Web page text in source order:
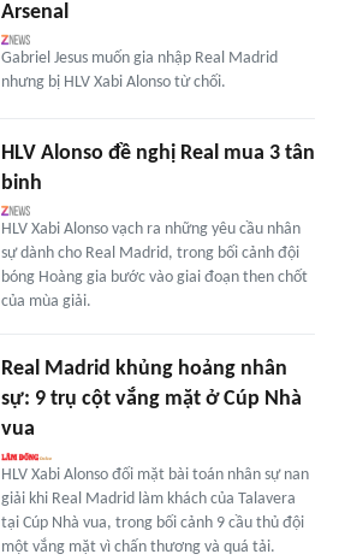
Arsenal
Gabriel Jesus muốn gia nhập Real Madrid
nhưng bị HLV Xabi Alonso từ chối.
HLV Alonso đề nghị Real mua 3 tân
binh
HLV Xabi Alonso vạch ra những yêu cầu nhân
sự dành cho Real Madrid, trong bối cảnh đội
bóng Hoàng gia bước vào giai đoạn then chốt
của mùa giải.
Real Madrid khủng hoảng nhân
sự: 9 trụ cột vắng mặt ở Cúp Nhà
vua
HLV Xabi Alonso đối mặt bài toán nhân sự nan
giải khi Real Madrid làm khách của Talavera
tại Cúp Nhà vua, trong bối cảnh 9 cầu thủ đội
một vắng mặt vì chấn thương và quá tải.